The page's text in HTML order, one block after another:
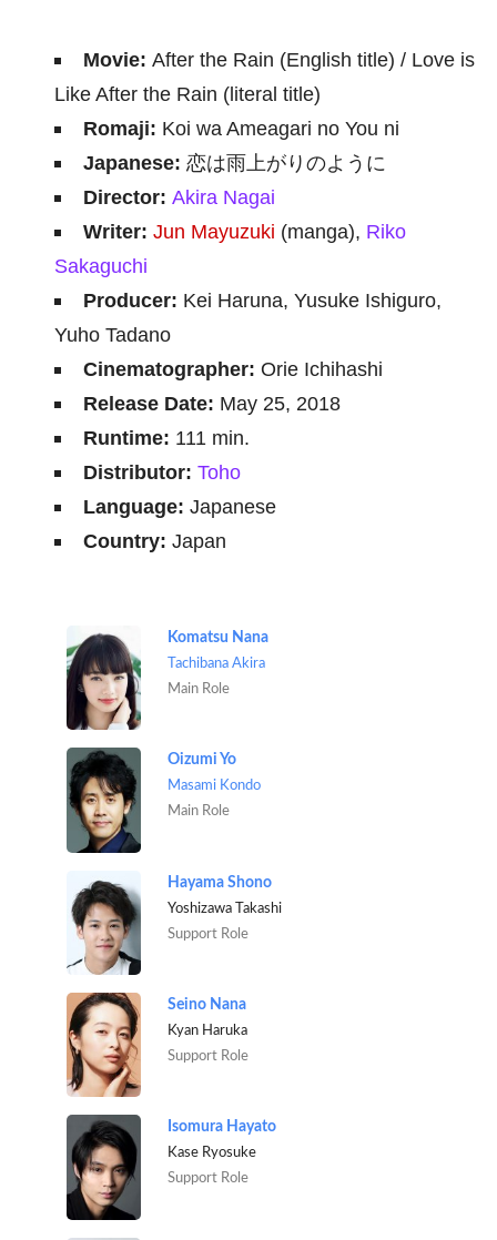
Movie: After the Rain (English title) / Love is
Like After the Rain (literal title)
Romaji: Koi wa Ameagari no You ni
Japanese: 恋は雨上がりのように
Director: Akira Nagai
Writer: Jun Mayuzuki (manga), Riko
Sakaguchi
Producer: Kei Haruna, Yusuke Ishiguro,
Yuho Tadano
Cinematographer: Orie Ichihashi
Release Date: May 25, 2018
Runtime: 111 min.
Distributor: Toho
Language: Japanese
Country: Japan
Komatsu Nana
Tachibana Akira
Main Role
Oizumi Yo
Masami Kondo
Main Role
Hayama Shono
Yoshizawa Takashi
Support Role
Seino Nana
Kyan Haruka
Support Role
Isomura Hayato
Kase Ryosuke
Support Role